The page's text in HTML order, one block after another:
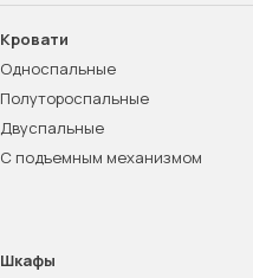
Кровати
Односпальные
Полутороспальные
Двуспальные
С подъемным механизмом
Шкафы